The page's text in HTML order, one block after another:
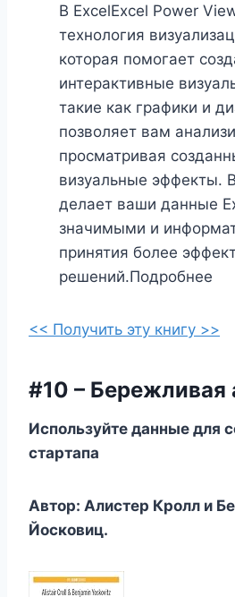
В ExcelExcel Power
технология
которая помогает
интерактивные
такие как графики и
позволяет вам
просматривая
визуальные эффекты.
делает ваши данные
значимыми и
принятия более
решений.Подробнее
<< Получить эту книгу >>
#10 – Бережливая
Используйте данные для
стартапа
Автор: Алистер Кролл и
Йосковиц.